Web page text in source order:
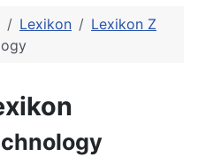
Lexikon
Lexikon Z